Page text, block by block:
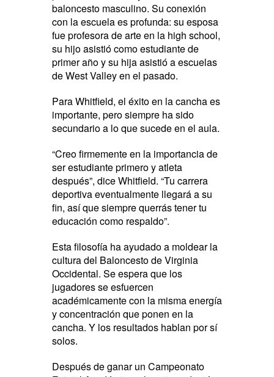
baloncesto masculino. Su conexión
con la escuela es profunda: su esposa
fue profesora de arte en la high school,
su hijo asistió como estudiante de
primer año y su hija asistió a escuelas
de West Valley en el pasado.
Para Whitfield, el éxito en la cancha es
importante, pero siempre ha sido
secundario a lo que sucede en el aula.
“Creo firmemente en la importancia de
ser estudiante primero y atleta
después”, dice Whitfield. “Tu carrera
deportiva eventualmente llegará a su
fin, así que siempre querrás tener tu
educación como respaldo”.
Esta filosofía ha ayudado a moldear la
cultura del Baloncesto de Virginia
Occidental. Se espera que los
jugadores se esfuercen
académicamente con la misma energía
y concentración que ponen en la
cancha. Y los resultados hablan por sí
solos.
Después de ganar un Campeonato